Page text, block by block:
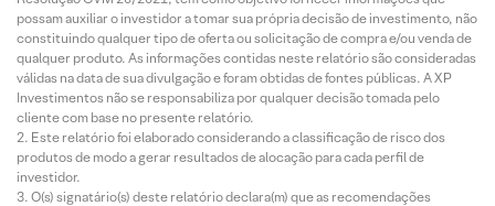
possam auxiliar o investidor a tomar sua própria decisão de investimento, não
constituindo qualquer tipo de oferta ou solicitação de compra e/ou venda de
qualquer produto. As informações contidas neste relatório são consideradas
válidas na data de sua divulgação e foram obtidas de fontes públicas. A XP
Investimentos não se responsabiliza por qualquer decisão tomada pelo
cliente com base no presente relatório.
Este relatório foi elaborado considerando a classificação de risco dos
produtos de modo a gerar resultados de alocação para cada perfil de
investidor.
O(s) signatário(s) deste relatório declara(m) que as recomendações